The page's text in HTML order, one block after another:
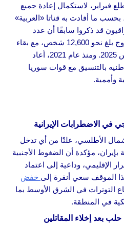
فبراير، لاستكمال إعادة جميع
بحسب ما أفادت به قناتا «العربية»
قد ذكروا سابقًا أن عدد
العراقيين في مخيمي الهول وروج بلغ نحو 12,600 شخص، مع بقاء
قرابة 6,000 منهم حتى أغسطس 2025. ومنذ عام 2021، أعاد
من 15,000 من مواطنيه بالتنسيق مع قوات سوريا
وأممية.
في الاضطرابات الإيرانية
الأطلسي، علنًا من أي تدخل
بإيران، مؤكدة أن الضغوط الأجنبية
الإقليمي، وداعية إلى اعتماد
الموقف سعي أنقرة إلى خفض
التوترات في الشرق الأوسط بما
في المنطقة.
بعد إخلاء المقاتلين